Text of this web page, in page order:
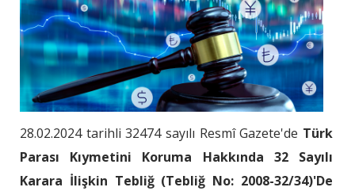
28.02.2024 tarihli 32474 sayılı Resmî Gazete'de Türk
Parası Kıymetini Koruma Hakkında 32 Sayılı
Karara İlişkin Tebliğ (Tebliğ No: 2008-32/34)'De